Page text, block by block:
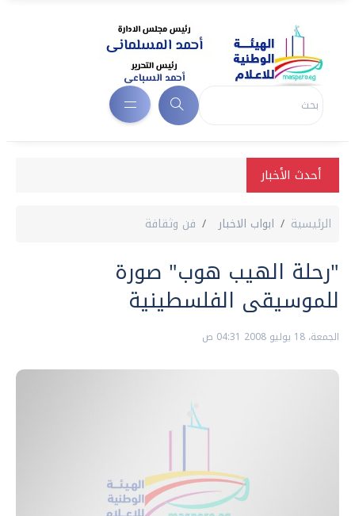
أحدث الأخبار
الرئيسية ابواب الاخبار فن وثقافة
"رحلة الهيب هوب" صورة
للموسيقى الفلسطينية
الجمعة، 18 يوليو 2008 04:31 ص